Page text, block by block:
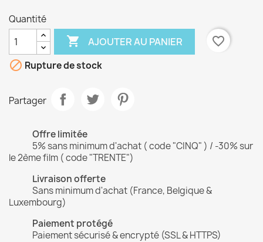
Quantité
 AJOUTER AU PANIER
favorite_border
 Rupture de stock
Partager
Offre limitée
5% sans minimum d'achat ( code "CINQ" ) / -30% sur
le 2ème film ( code "TRENTE")
Livraison offerte
Sans minimum d'achat (France, Belgique &
Luxembourg)
Paiement protégé
Paiement sécurisé & encrypté (SSL & HTTPS)